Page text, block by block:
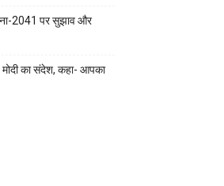
2041 पर सुझाव और
मोदी का संदेश, कहा- आपका